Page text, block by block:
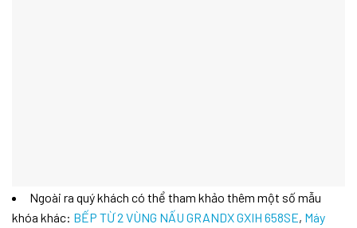
Ngoài ra quý khách có thể tham khảo thêm một số mẫu
khóa khác: BẾP TỪ 2 VÙNG NẤU GRANDX GXIH 658SE, Máy